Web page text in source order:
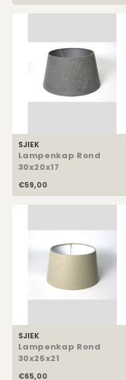
SJIEK
Lampenkap Rond
30x20x17
€59,00
SJIEK
Lampenkap Rond
30x25x21
€65,00